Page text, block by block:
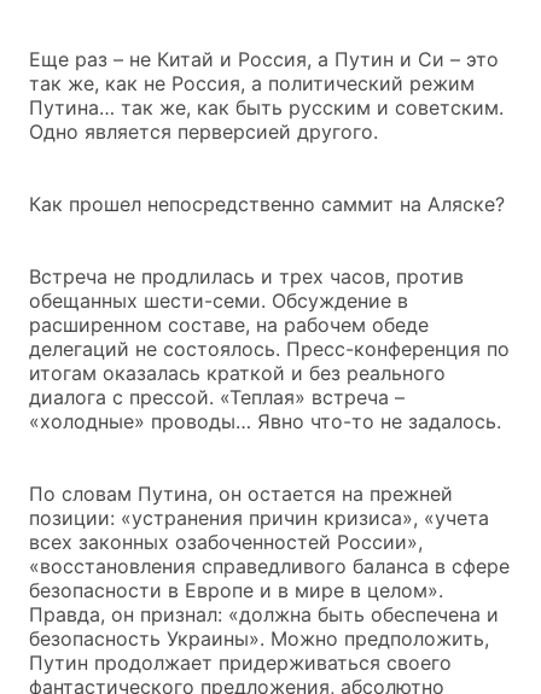
Еще раз – не Китай и Россия, а Путин и Си – это
так же, как не Россия, а политический режим
Путина… так же, как быть русским и советским.
Одно является перверсией другого.
Как прошел непосредственно саммит на Аляске?
Встреча не продлилась и трех часов, против
обещанных шести-семи. Обсуждение в
расширенном составе, на рабочем обеде
делегаций не состоялось. Пресс-конференция по
итогам оказалась краткой и без реального
диалога с прессой. «Теплая» встреча –
«холодные» проводы… Явно что-то не задалось.
По словам Путина, он остается на прежней
позиции: «устранения причин кризиса», «учета
всех законных озабоченностей России»,
«восстановления справедливого баланса в сфере
безопасности в Европе и в мире в целом».
Правда, он признал: «должна быть обеспечена и
безопасность Украины». Можно предположить,
Путин продолжает придерживаться своего
фантастического предложения, абсолютно